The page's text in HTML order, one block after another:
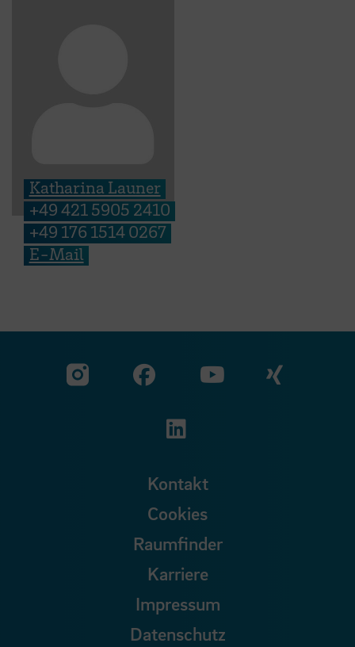
Katharina Launer
+49 421 5905 2410
+49 176 1514 0267
E-Mail
Zu unserer Facebook
Zu
Zu unserer
Kontakt
Cookies
Raumfinder
Karriere
Impressum
Datenschutz